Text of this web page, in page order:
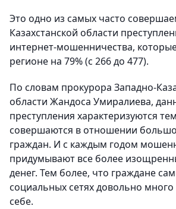
Это одно из самых часто
Казахстанской области
интернет-мошенничества,
регионе на 79% (с 266 до 477).
По словам прокурора Западно-
области Жандоса Умиралиева,
преступления характеризуются
совершаются в отношении
граждан. И с каждым годом
придумывают все более
денег. Тем более, что граждане
социальных сетях довольно
себе.